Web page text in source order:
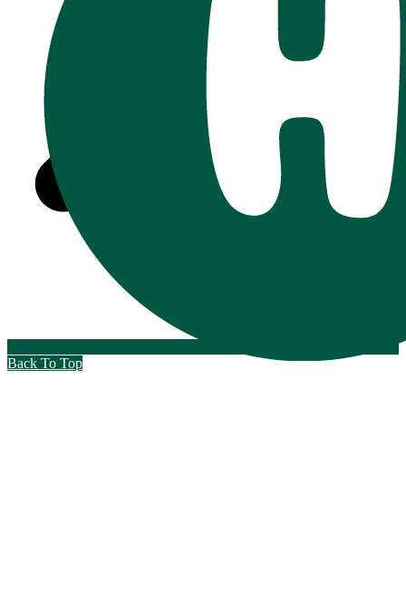
Back To Top